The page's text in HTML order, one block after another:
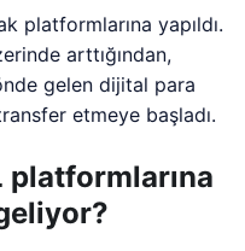
platformlarına yapıldı.
arttığından,
gelen dijital para
etmeye başladı.
platformlarına